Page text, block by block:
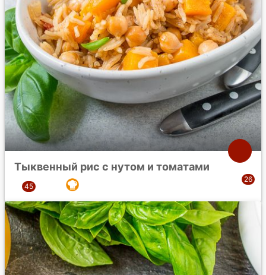
Тыквенный рис с нутом и томатами